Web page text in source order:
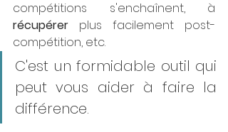
récupérer plus facilement post-
compétition, etc.
C'est un formidable outil qui
peut vous aider à faire la
différence.